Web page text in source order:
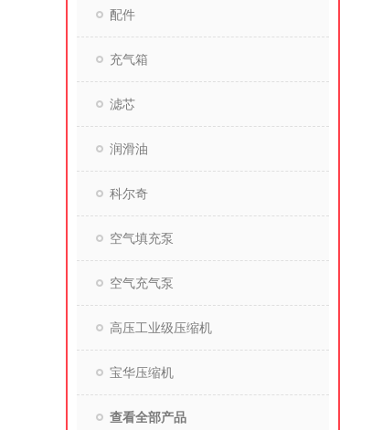
配件
充气箱
滤芯
润滑油
科尔奇
空气填充泵
空气充气泵
高压工业级压缩机
宝华压缩机
查看全部产品